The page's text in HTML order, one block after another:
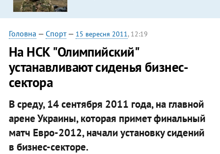
Головна — Спорт— 15 вересня 2011, 12:19
На НСК "Олимпийский"
устанавливают сиденья бизнес-
сектора
В среду, 14 сентября 2011 года, на главной
арене Украины, которая примет финальный
матч Евро-2012, начали установку сидений
в бизнес-секторе.